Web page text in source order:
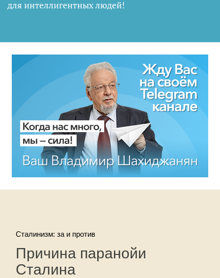
для интеллигентных людей!
Сталинизм: за и против
Причина паранойи
Сталина